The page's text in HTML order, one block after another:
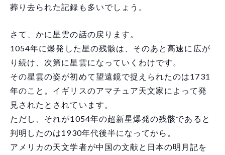
葬り去られた記録も多いでしょう。
さて、かに星雲の話の戻ります。
1054年に爆発した星の残骸は、そのあと高速に広が
り続け、次第に星雲になっていくわけです。
その星雲の姿が初めて望遠鏡で捉えられたのは1731
年のこと。イギリスのアマチュア天文家によって発
見されたとされています。
ただし、それが1054年の超新星爆発の残骸であると
判明したのは1930年代後半になってから。
アメリカの天文学者が中国の文献と日本の明月記を